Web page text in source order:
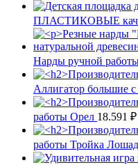
ПЛАСТИКОВЫЕ
Нарды ручной
Аллигатор большие с
работы Орел 18.591 ₽
работы Тройка